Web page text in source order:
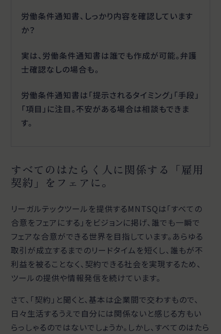
労働条件通知書、しっかり内容を確認しています
か？
実は、労働条件通知書は誰でも作成が可能。弁護
士確認なしの場合も。
労働条件通知書は「提示されるタイミング」「手段」
「項目」に注目。不安がある場合は相談もできま
す。
すべてのはたらく人に関係する「雇用
契約」をフェアに。
リーガルテックツールを提供するMNTSQは「すべての
合意をフェアにする」をビジョンに掲げ、誰でも一瞬で
フェアな合意ができる世界を目指しています。あらゆる
取引が成立するまでのリードタイムを短くし、誰もが不
利益を被ることなく、契約できる社会を実現するため、
ツールの提供や情報発信を続けています。
さて、「契約」と聞くと、基本は企業間で交わすもので、
日々生活するうえで自分には関係ないと感じる方もい
らっしゃるのではないでしょうか。しかし、すべてのはたら